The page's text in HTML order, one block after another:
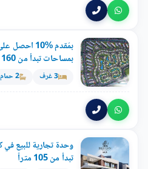
بمُقدم %10
بمساحات تبدأ من 160 متراً
3 غرف 2 حمام
وحدة تجارية للبيع
تبدأ من 105 متراً